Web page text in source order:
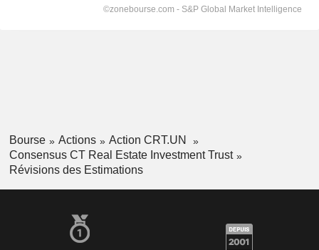
Bourse Actions
Action CRT.UN
Consensus CT Real Estate Investment Trust
Révisions des Estimations